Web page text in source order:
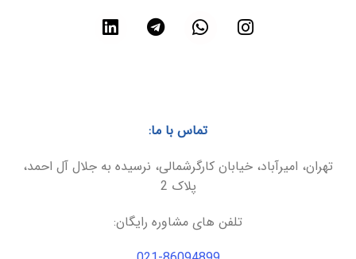
تماس با ما:
تهران، امیرآباد، خیابان کارگرشمالی، نرسیده به جلال آل احمد،
پلاک 2
تلفن های مشاوره رایگان: